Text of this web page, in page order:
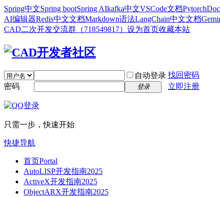
Spring中文Spring bootSpring AIkafka中文VSCode文档Pytorch
AI编辑器Redis中文文档Markdown语法LangChain中文文档
CAD二次开发交流群（718549817） 设为首页收藏本站
自动登录 找回密码
密码
登录 立即注册
只需一步，快速开始
快捷导航
首页Portal
AutoLISP开发指南2025
ActiveX开发指南2025
ObjectARX开发指南2025